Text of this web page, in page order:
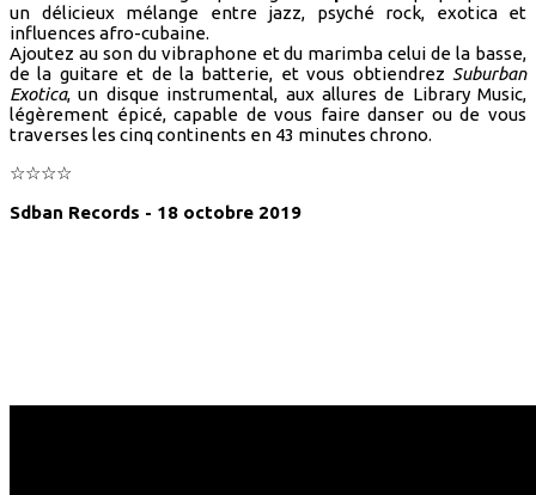
un délicieux mélange entre jazz, psyché rock, exotica et
influences afro-cubaine.
Ajoutez au son du vibraphone et du marimba celui de la basse,
de la guitare et de la batterie, et vous obtiendrez Suburban
Exotica, un disque instrumental, aux allures de Library Music,
légèrement épicé, capable de vous faire danser ou de vous
traverses les cinq continents en 43 minutes chrono.
☆☆☆☆
Sdban Records - 18 octobre 2019